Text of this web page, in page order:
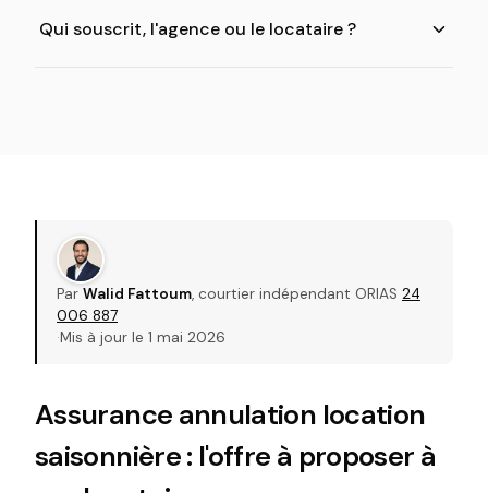
Qui souscrit, l'agence ou le locataire ?
Par Walid Fattoum, courtier indépendant ORIAS 24
006 887
·Mis à jour le 1 mai 2026
Assurance annulation location
saisonnière : l'offre à proposer à